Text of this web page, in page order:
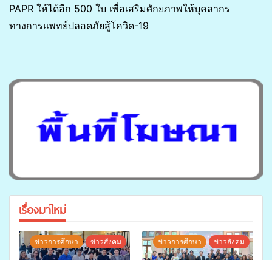
PAPR ให้ได้อีก 500 ใบ เพื่อเสริมศักยภาพให้บุคลากร
ทางการแพทย์ปลอดภัยสู้โควิด-19
เรื่องมาใหม่
ข่าวการศึกษา ข่าวสังคม ข่าวการศึกษา ข่าวสังคม